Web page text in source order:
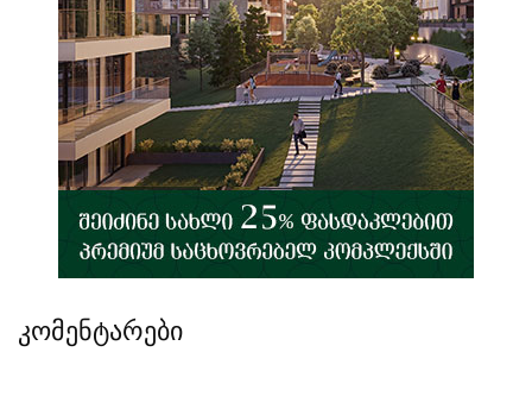
კომენტარები